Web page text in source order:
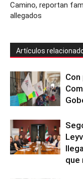
Camino, reportan
allegados
Artículos
que